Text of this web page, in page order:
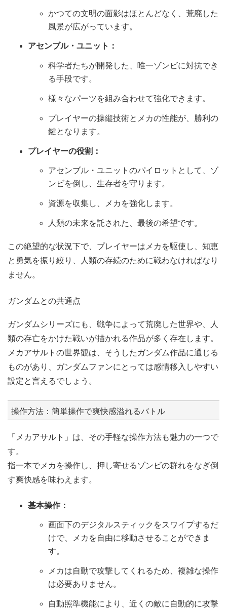
かつての文明の面影はほとんどなく、荒廃した
風景が広がっています。
アセンブル・ユニット：
科学者たちが開発した、唯一ゾンビに対抗でき
る手段です。
様々なパーツを組み合わせて強化できます。
プレイヤーの操縦技術とメカの性能が、勝利の
鍵となります。
プレイヤーの役割：
アセンブル・ユニットのパイロットとして、ゾ
ンビを倒し、生存者を守ります。
資源を収集し、メカを強化します。
人類の未来を託された、最後の希望です。
この絶望的な状況下で、プレイヤーはメカを駆使し、知恵
と勇気を振り絞り、人類の存続のために戦わなければなり
ません。
ガンダムとの共通点
ガンダムシリーズにも、戦争によって荒廃した世界や、人
類の存亡をかけた戦いが描かれる作品が多く存在します。
メカアサルトの世界観は、そうしたガンダム作品に通じる
ものがあり、ガンダムファンにとっては感情移入しやすい
設定と言えるでしょう。
操作方法：簡単操作で爽快感溢れるバトル
「メカアサルト」は、その手軽な操作方法も魅力の一つで
す。
指一本でメカを操作し、押し寄せるゾンビの群れをなぎ倒
す爽快感を味わえます。
基本操作：
画面下のデジタルスティックをスワイプするだ
けで、メカを自由に移動させることができま
す。
メカは自動で攻撃してくれるため、複雑な操作
は必要ありません。
自動照準機能により、近くの敵に自動的に攻撃